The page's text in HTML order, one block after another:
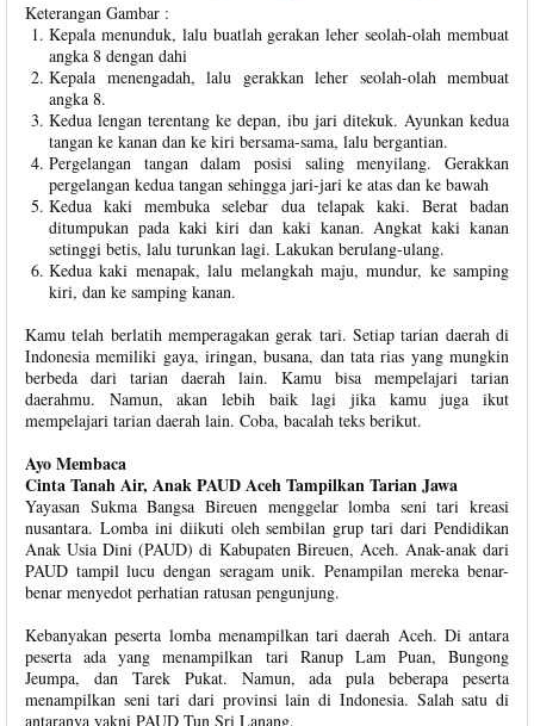
Keterangan Gambar :
Kepala menunduk, lalu buatlah gerakan leher seolah-olah membuat
angka 8 dengan dahi
Kepala menengadah, lalu gerakkan leher seolah-olah membuat
angka 8.
Kedua lengan terentang ke depan, ibu jari ditekuk. Ayunkan kedua
tangan ke kanan dan ke kiri bersama-sama, lalu bergantian.
Pergelangan tangan dalam posisi saling menyilang. Gerakkan
pergelangan kedua tangan sehingga jari-jari ke atas dan ke bawah
Kedua kaki membuka selebar dua telapak kaki. Berat badan
ditumpukan pada kaki kiri dan kaki kanan. Angkat kaki kanan
setinggi betis, lalu turunkan lagi. Lakukan berulang-ulang.
Kedua kaki menapak, lalu melangkah maju, mundur, ke samping
kiri, dan ke samping kanan.
Kamu telah berlatih memperagakan gerak tari. Setiap tarian daerah di
Indonesia memiliki gaya, iringan, busana, dan tata rias yang mungkin
berbeda dari tarian daerah lain. Kamu bisa mempelajari tarian
daerahmu. Namun, akan lebih baik lagi jika kamu juga ikut
mempelajari tarian daerah lain. Coba, bacalah teks berikut.
Ayo Membaca
Cinta Tanah Air, Anak PAUD Aceh Tampilkan Tarian Jawa
Yayasan Sukma Bangsa Bireuen menggelar lomba seni tari kreasi
nusantara. Lomba ini diikuti oleh sembilan grup tari dari Pendidikan
Anak Usia Dini (PAUD) di Kabupaten Bireuen, Aceh. Anak-anak dari
PAUD tampil lucu dengan seragam unik. Penampilan mereka benar-
benar menyedot perhatian ratusan pengunjung.
Kebanyakan peserta lomba menampilkan tari daerah Aceh. Di antara
peserta ada yang menampilkan tari Ranup Lam Puan, Bungong
Jeumpa, dan Tarek Pukat. Namun, ada pula beberapa peserta
menampilkan seni tari dari provinsi lain di Indonesia. Salah satu di
antaranya yakni PAUD Tun Sri Lanang.